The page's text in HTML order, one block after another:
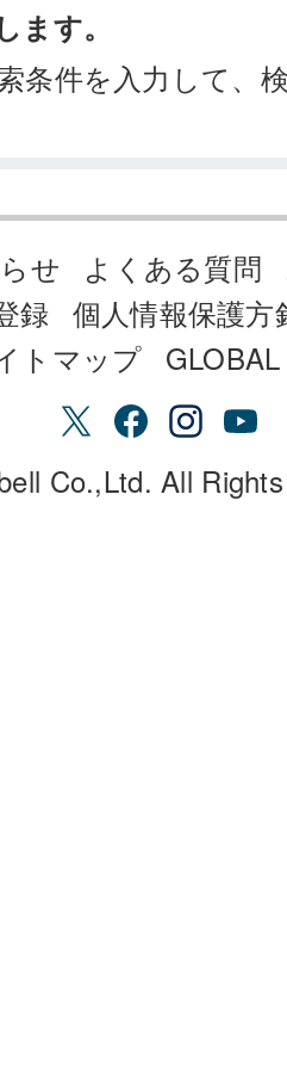
ます。
条件を入力して、
せ よくある質問
録 個人情報保護方
トマップ
Co.,Ltd. All